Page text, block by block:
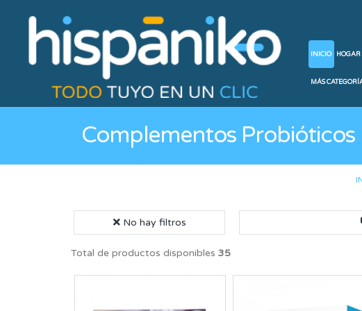
INICIO HOGAR
MÁS
Complementos Probióticos
No hay filtros
Total de productos disponibles 35